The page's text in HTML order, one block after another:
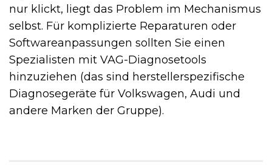
nur klickt, liegt das Problem im Mechanismus
selbst. Für komplizierte Reparaturen oder
Softwareanpassungen sollten Sie einen
Spezialisten mit VAG-Diagnosetools
hinzuziehen (das sind herstellerspezifische
Diagnosegeräte für Volkswagen, Audi und
andere Marken der Gruppe).